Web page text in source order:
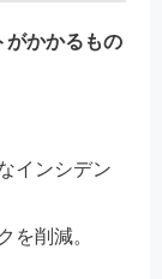
がかかるもの
インシデン
を削減。